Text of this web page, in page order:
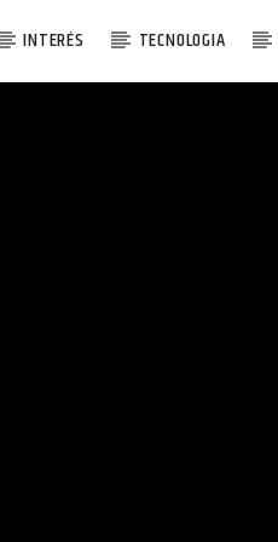
INTERÉS TECNOLOGIA